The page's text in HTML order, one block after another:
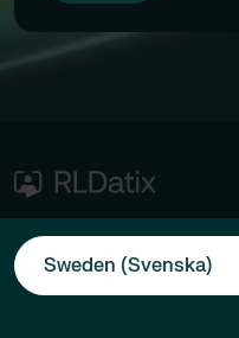
Sweden (Svenska)